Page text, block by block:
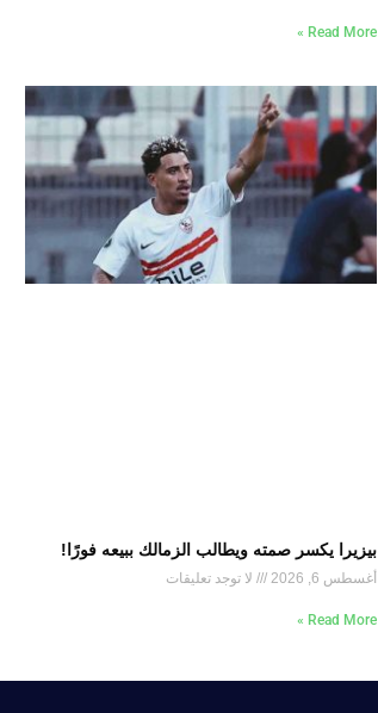
Read More »
بيزيرا يكسر صمته ويطالب الزمالك ببيعه فورًا!
أغسطس 6, 2026 لا توجد تعليقات
Read More »